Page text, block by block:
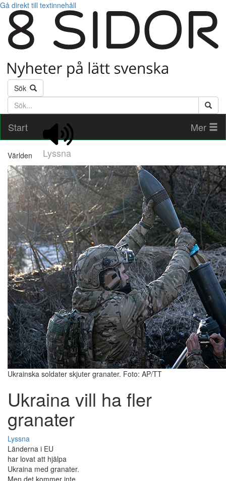
Gå direkt till textinnehåll
Sök
Söktext
Start
Lyssna
Mer
Världen
Ukrainska soldater skjuter granater. Foto: AP/TT
Ukraina vill ha fler
granater
Lyssna
Länderna i EU
har lovat att hjälpa
Ukraina med granater.